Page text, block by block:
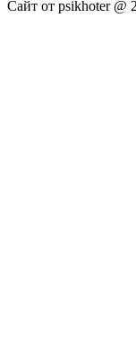
Сайт от psikhoter @